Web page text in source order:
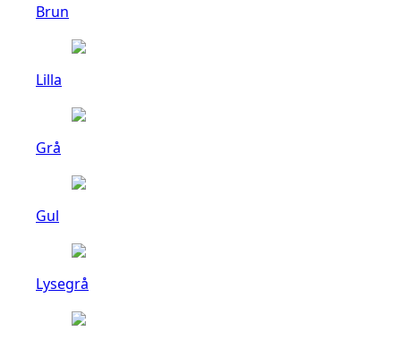
Brun
Lilla
Grå
Gul
Lysegrå